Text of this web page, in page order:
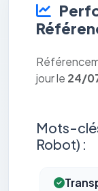
jour le 24/
Mots-
Robot) :